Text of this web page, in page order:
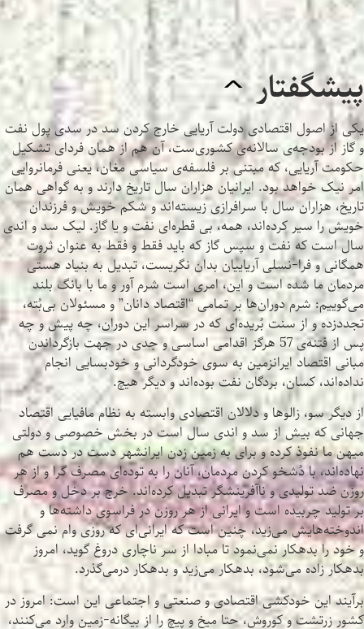
پیشگفتار ^
یکی از اصول اقتصادی دولت آریایی خارج کردن سد در سدی پول نفت
و گاز از بودجه‌ی سالانه‌ی کشوری‌ست، آن هم از همان فردای تشکیل
حکومت آریایی، که مبتنی بر فلسفه‌ی سیاسی مغان، یعنی فرمانروایی
امر نیک خواهد بود. ایرانیان هزاران سال تاریخ دارند و به گواهی همان
تاریخ، هزاران سال با سرافرازی زیسته‌اند و شکم خویش و فرزندان
خویش را سیر کرده‌اند، همه، بی قطره‌ای نفت و یا گاز. لیک سد و اندی
سال است که نفت و سپس گاز که باید فقط و فقط به عنوان ثروت
همگانی و فرا-نسلی آریاییان بدان نگریست، تبدیل به بنیاد هستی
مردمان ما شده است و این، امری است شرم آور و ما با بانگ بلند
می‌گوییم: شرم دوران‌ها بر تمامی “اقتصاد دانان” و مسئولان بی‌بُته،
تجددزده و از سنت بُریده‌ای که در سراسر این دوران، چه پیش و چه
پس از فتنه‌ی 57 هرگز اقدامی اساسی و جدی در جهت بازگرداندن
مبانی اقتصاد ایرانزمین به سوی خودگردانی و خودبسایی انجام
نداده‌اند، کسان، بردگان نفت بوده‌اند و دیگر هیچ.
از دیگر سو، زالو‌ها و دلالان اقتصادی وابسته به نظام مافیایی اقتصاد
جهانی که بیش از سد و اندی سال است در بخش خصوصی و دولتی
میهن ما نفوذ کرده و برای به زمین زدن ایرانشهر دست در دست هم
نهاده‌اند، با دُشخو کردن مردمان، آنان را به توده‌ای مصرف گرا و از هر
روزن ضد تولیدی و ناآفرینشگر تبدیل کرده‌اند. خرج بر دخل و مصرف
بر تولید چربیده است و ایرانی از هر روزن در فراسوی داشته‌ها و
اندوخته‌هایش می‌زید، چنین است که ایرانی‌ای که روزی وام نمی گرفت
و خود را بدهکار نمی‌نمود تا مبادا از سر ناچاری دروغ گوید، امروز
بدهکار زاده می‌شود، بدهکار می‌زید و بدهکار درمی‌گذرد.
برآیند این خودکشی اقتصادی و صنعتی و اجتماعی این است: امروز در
کشور زرتشت و کوروش، حتا میخ و پیچ را از بیگانه-زمین وارد می‌کنند،